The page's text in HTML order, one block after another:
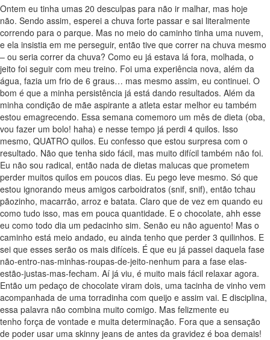
Ontem eu tinha umas 20 desculpas para não ir malhar, mas hoje
não. Sendo assim, esperei a chuva forte passar e sai literalmente
correndo para o parque. Mas no meio do caminho tinha uma nuvem,
e ela insistia em me perseguir, então tive que correr na chuva mesmo
– ou seria correr da chuva? Como eu já estava lá fora, molhada, o
jeito foi seguir com meu treino. Foi uma experiência nova, além da
água, fazia um frio de 6 graus… mas mesmo assim, eu continuei. O
bom é que a minha persistência já está dando resultados. Além da
minha condição de mãe aspirante a atleta estar melhor eu também
estou emagrecendo. Essa semana comemoro um mês de dieta (oba,
vou fazer um bolo! haha) e nesse tempo já perdi 4 quilos. Isso
mesmo, QUATRO quilos. Eu confesso que estou surpresa com o
resultado. Não que tenha sido fácil, mas muito difícil também não foi.
Eu não sou radical, então nada de dietas malucas que prometem
perder muitos quilos em poucos dias. Eu pego leve mesmo. Só que
estou ignorando meus amigos carboidratos (snif, snif), então tchau
pãozinho, macarrão, arroz e batata. Claro que de vez em quando eu
como tudo isso, mas em pouca quantidade. E o chocolate, ahh esse
eu como todo dia um pedacinho sim. Senão eu não aguento! Mas o
caminho está meio andado, eu ainda tenho que perder 3 quilinhos. E
sei que esses serão os mais difíceis. É que eu já passei daquela fase
não-entro-nas-minhas-roupas-de-jeito-nenhum para a fase elas-
estão-justas-mas-fecham. Aí já viu, é muito mais fácil relaxar agora.
Então um pedaço de chocolate viram dois, uma tacinha de vinho vem
acompanhada de uma torradinha com queijo e assim vai. E disciplina,
essa palavra não combina muito comigo. Mas felizmente eu
tenho força de vontade e muita determinação. Fora que a sensação
de poder usar uma skinny jeans de antes da gravidez é boa demais!